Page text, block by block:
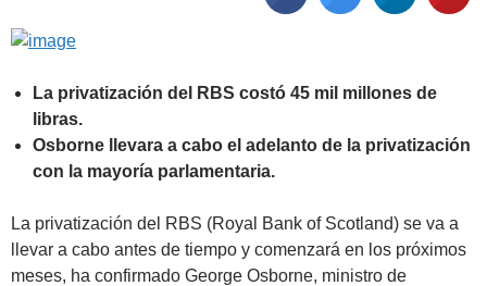
La privatización del RBS costó 45 mil millones de
libras.
Osborne llevara a cabo el adelanto de la privatización
con la mayoría parlamentaria.
La privatización del RBS (Royal Bank of Scotland) se va a
llevar a cabo antes de tiempo y comenzará en los próximos
meses, ha confirmado George Osborne, ministro de